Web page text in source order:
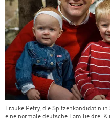
Frauke Petry, die Spitzenkandidatin
eine normale deutsche Familie drei